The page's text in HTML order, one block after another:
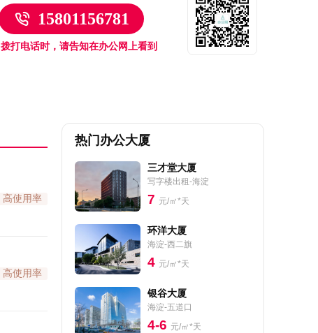
15801156781
拨打电话时，请告知在办公网上看到
高使用率
高使用率
热门办公大厦
三才堂大厦
写字楼出租-海淀
7 元/㎡*天
环洋大厦
海淀-西二旗
4 元/㎡*天
银谷大厦
海淀-五道口
4-6 元/㎡*天